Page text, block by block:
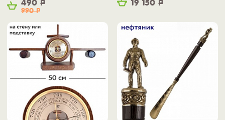
490 Р
990Р
19 150 Р